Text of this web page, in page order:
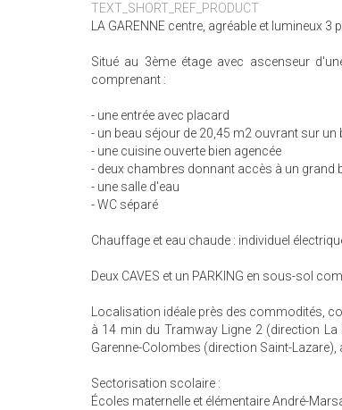
TEXT_SHORT_REF_PRODUCT
LA GARENNE centre, agréable et lumineux 3
Situé au 3ème étage avec ascenseur
comprenant :
- une entrée avec placard
- un beau séjour de 20,45 m2 ouvrant sur un
- une cuisine ouverte bien agencée
- deux chambres donnant accès à un grand
- une salle d'eau
- WC séparé
Chauffage et eau chaude : individuel
Deux CAVES et un PARKING en sous-sol
Localisation idéale près des commodités,
à 14 min du Tramway Ligne 2 (direction La
Garenne-Colombes (direction Saint-
Sectorisation scolaire :
Écoles maternelle et élémentaire André-